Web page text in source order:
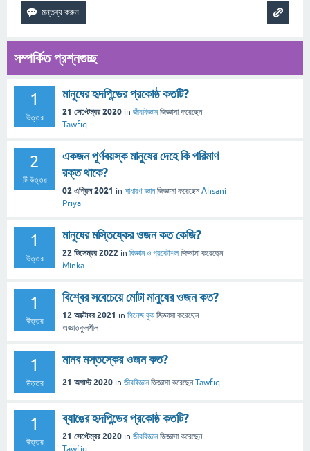
সম্পর্কিত প্রশ্নগুচ্ছ
1
উত্তর
মানুষের হৃদপিন্ডের প্রকোষ্ঠ কতটি?
21 সেপ্টেম্বর 2020 in জীববিজ্ঞান জিজ্ঞাসা করেছেন
Tawfiq
2
টি উত্তর
একজন পূর্ণবয়স্ক মানুষের দেহে কি পরিমাণ
রক্ত থাকে?
02 এপ্রিল 2021 in সাধারণ জ্ঞান জিজ্ঞাসা করেছেনAhsani
Priya
1
উত্তর
মানুষের মস্তিষ্কের ওজন কত কেজি?
22 ডিসেম্বর 2022 in বিজ্ঞান ও প্রকৌশল জিজ্ঞাসা করেছেন
Minka
1
উত্তর
বিশ্বের সবেচেয়ে মোটা মানুষের ওজন কত?
12 অক্টোবর 2021 in গিনেজ বুক জিজ্ঞাসা করেছেন
অজ্ঞাতকুলশীল
1
উত্তর
মানব মস্তস্কের ওজন কত?
21 অগাস্ট 2020 in জীববিজ্ঞান জিজ্ঞাসা করেছেনTawfiq
1
উত্তর
ব্যাঙের হৃদপিন্ডের প্রকোষ্ঠ কতটি?
21 সেপ্টেম্বর 2020 in জীববিজ্ঞান জিজ্ঞাসা করেছেন
Tawfiq